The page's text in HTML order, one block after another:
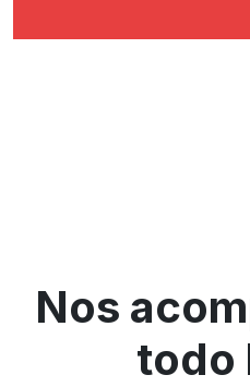
Nos
todo